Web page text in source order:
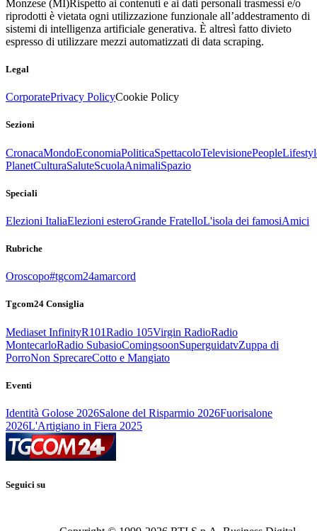
Monzese (MI)Rispetto ai contenuti e ai dati personali trasmessi e/o
riprodotti è vietata ogni utilizzazione funzionale all’addestramento di
sistemi di intelligenza artificiale generativa. È altresì fatto divieto
espresso di utilizzare mezzi automatizzati di data scraping.
Legal
CorporatePrivacy PolicyCookie Policy
Sezioni
CronacaMondoEconomiaPoliticaSpettacoloTelevisionePeople
PlanetCulturaSaluteScuolaAnimaliSpazio
Speciali
Elezioni ItaliaElezioni esteroGrande FratelloL'isola dei famosiAmici
Rubriche
Oroscopo#tgcom24amarcord
Tgcom24 Consiglia
Mediaset InfinityR101Radio 105Virgin RadioRadio
MontecarloRadio SubasioComingsoonSuperguidatvZuppa di
PorroNon SprecareCotto e Mangiato
Eventi
Identità Golose 2026Salone del Risparmio 2026Fuorisalone
2026L'Artigiano in Fiera 2025
Seguici su